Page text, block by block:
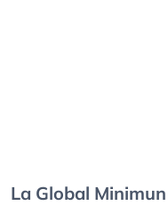
La Global